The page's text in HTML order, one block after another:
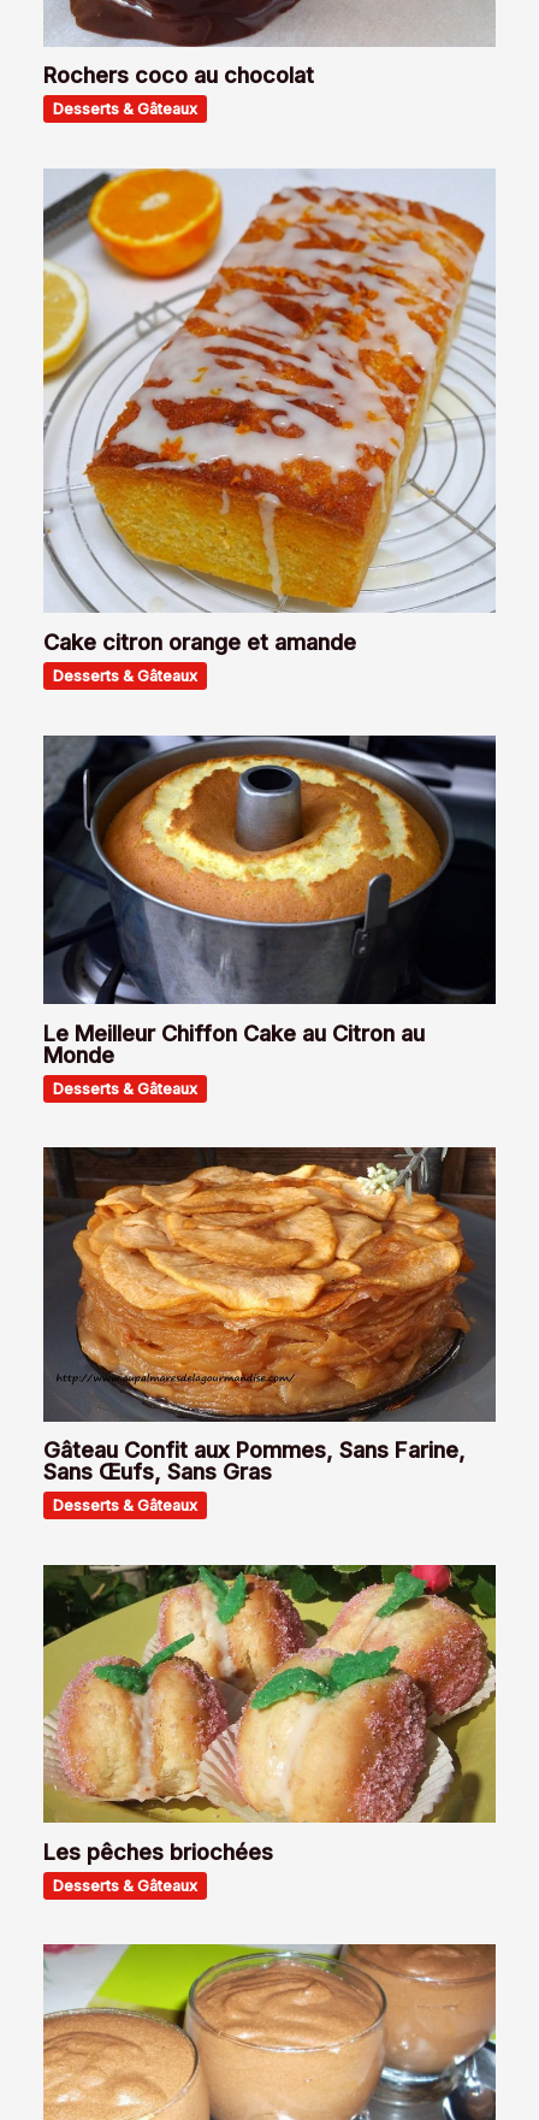
Rochers coco au chocolat
Desserts & Gâteaux
Cake citron orange et amande
Desserts & Gâteaux
Le Meilleur Chiffon Cake au Citron au
Monde
Desserts & Gâteaux
Gâteau Confit aux Pommes, Sans Farine,
Sans Œufs, Sans Gras
Desserts & Gâteaux
Les pêches briochées
Desserts & Gâteaux